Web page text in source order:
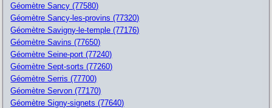
Géomètre Sancy (77580)
Géomètre Sancy-les-provins (77320)
Géomètre Savigny-le-temple (77176)
Géomètre Savins (77650)
Géomètre Seine-port (77240)
Géomètre Sept-sorts (77260)
Géomètre Serris (77700)
Géomètre Servon (77170)
Géomètre Signy-signets (77640)